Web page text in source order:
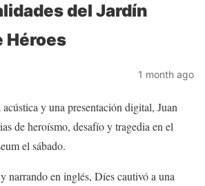
del Jardín
Héroes
1 month ago
y una presentación digital, Juan
de heroísmo, desafío y tragedia en el
el sábado.
narrando en inglés, Díes cautivó a una